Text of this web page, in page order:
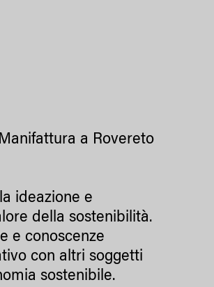
a Rovereto
ideazione e
della sostenibilità.
e conoscenze
con altri soggetti
sostenibile.